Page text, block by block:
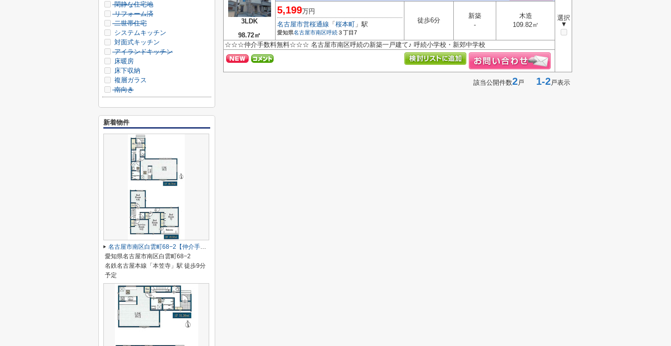
3LDK
98.72㎡
選択
▼
5,199万円
名古屋市営桜通線 「 桜本町 」駅
愛知県名古屋市南区呼続３丁目7
徒歩6分
新築
-
木造
109.82㎡
☆☆☆仲介手数料無料☆☆☆ 名古屋市南区呼続の新築一戸建て♪ 呼続小学校・新郊中学校
該当公開件数2戸 1-2戸表示
閑静な住宅地
リフォーム済
二世帯住宅
システムキッチン
対面式キッチン
アイランドキッチン
床暖房
床下収納
複層ガラス
南向き
新着物件
名古屋市南区白雲町68−2【仲介手数料無料】新築一戸建て 2号棟
愛知県名古屋市南区白雲町68−2
名鉄名古屋本線「本笠寺」駅 徒歩9分
予定